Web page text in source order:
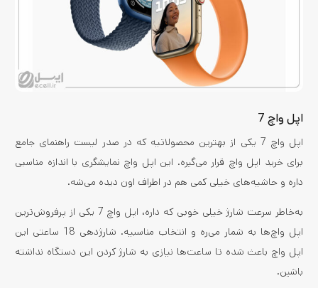
اپل واچ 7
اپل واچ 7 یکی از بهترین محصولاتیه که در صدر لیست راهنمای جامع
برای خرید اپل واچ قرار می‌گیره. این اپل واچ نمایشگری با اندازه مناسبی
داره و حاشیه‌های خیلی کمی هم در اطراف اون دیده می‌شه.
به‌خاطر سرعت شارژ خیلی خوبی که داره، اپل واچ 7 یکی از پرفروش‌ترین
اپل واچ‌ها به شمار می‌ره و انتخاب مناسبیه. شارژدهی 18 ساعتی این
اپل واچ باعث شده تا ساعت‌ها نیازی به شارژ کردن این دستگاه نداشته
باشین.